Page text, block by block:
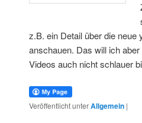
z.B. ein Detail über die
anschauen. Das will ich
Videos auch nicht schlauer
Veröffentlicht unterAllgemein |